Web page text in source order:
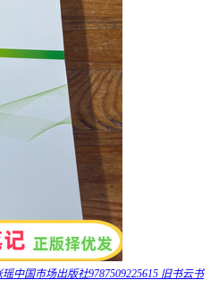
中国市场出版社9787509225615 旧书云书